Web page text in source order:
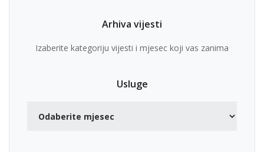
Arhiva vijesti
Izaberite kategoriju vijesti i mjesec koji vas zanima
Usluge